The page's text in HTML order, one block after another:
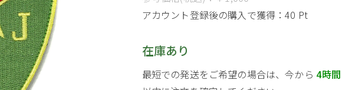
アカウント登録後の購入で獲得：40 Pt
在庫あり
最短での発送をご希望の場合は、今から 4時